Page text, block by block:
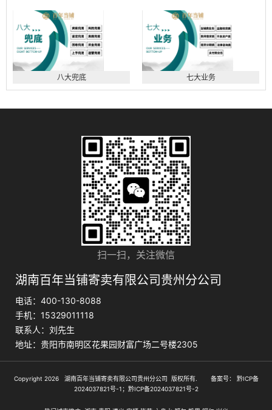
八大兜底 七大业务
扫一扫，关注微信
湖南百年当铺寄卖有限公司贵州分公司
电话：400-130-8088
手机：15329011118
联系人：刘先生
地址：贵阳市南明区花果园财富广场二号楼2305
Copyright 2026 湖南百年当铺寄卖有限公司贵州分公司 版权所有. 备案号： 黔ICP备
2024037821号-1；黔ICP备2024037821号-2